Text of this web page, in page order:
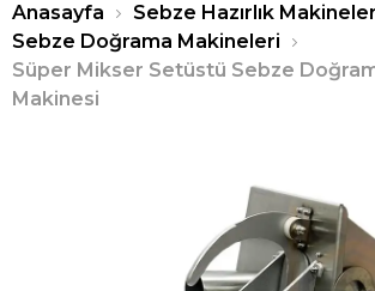
Anasayfa
Sebze Hazırlık
Sebze Doğrama Makineleri
Süper Mikser Setüstü Sebze
Makinesi